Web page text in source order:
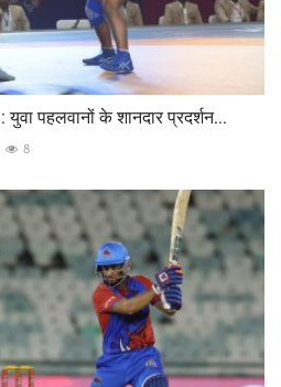
पहलवानों के शानदार प्रदर्शन...
8